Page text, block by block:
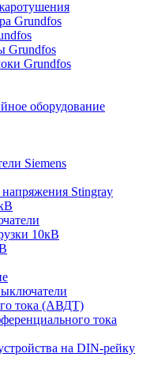
Grundfos
Grundfos
Grundfos
оборудование
Siemens
Stingray
10кВ
тока (АВДТ)
тока
на DIN-рейку